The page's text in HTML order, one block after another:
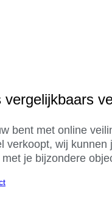
vergelijkbaars
bent met online
verkoopt, wij kunnen
je bijzondere